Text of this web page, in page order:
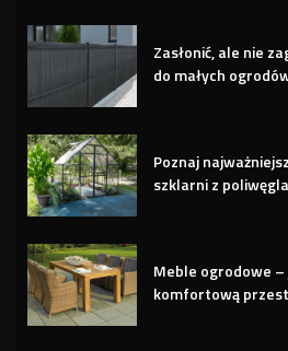
Zasłonić, ale nie
do małych
Poznaj
szklarni z
Meble ogrodowe
komfortową